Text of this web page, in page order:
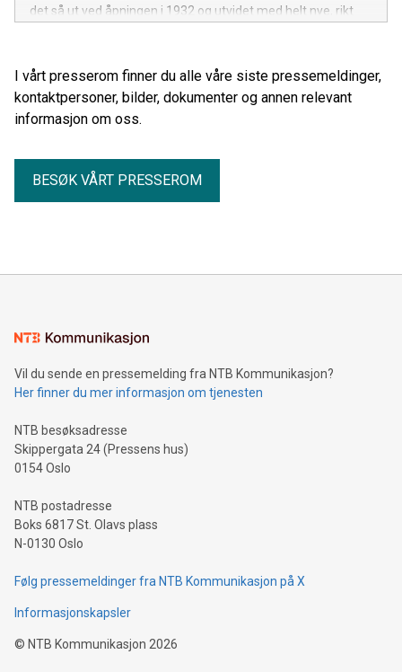
det så ut ved åpningen i 1932 og utvidet med helt nye, rikt
Vestkantbadet byens største velværesenter.
I vårt presserom finner du alle våre siste pressemeldinger,
kontaktpersoner, bilder, dokumenter og annen relevant
informasjon om oss.
BESØK VÅRT PRESSEROM
Vil du sende en pressemelding fra NTB Kommunikasjon?
Her finner du mer informasjon om tjenesten
NTB besøksadresse
Skippergata 24 (Pressens hus)
0154 Oslo
NTB postadresse
Boks 6817 St. Olavs plass
N-0130 Oslo
Følg pressemeldinger fra NTB Kommunikasjon på X
Informasjonskapsler
© NTB Kommunikasjon 2026